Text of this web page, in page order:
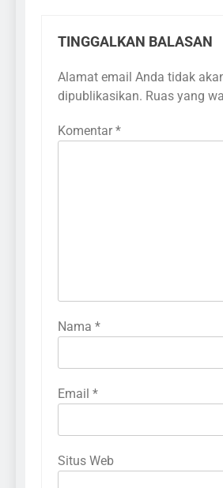
TINGGALKAN BALASAN
Alamat email Anda tidak
dipublikasikan. Ruas yang
Komentar *
Nama *
Email *
Situs Web